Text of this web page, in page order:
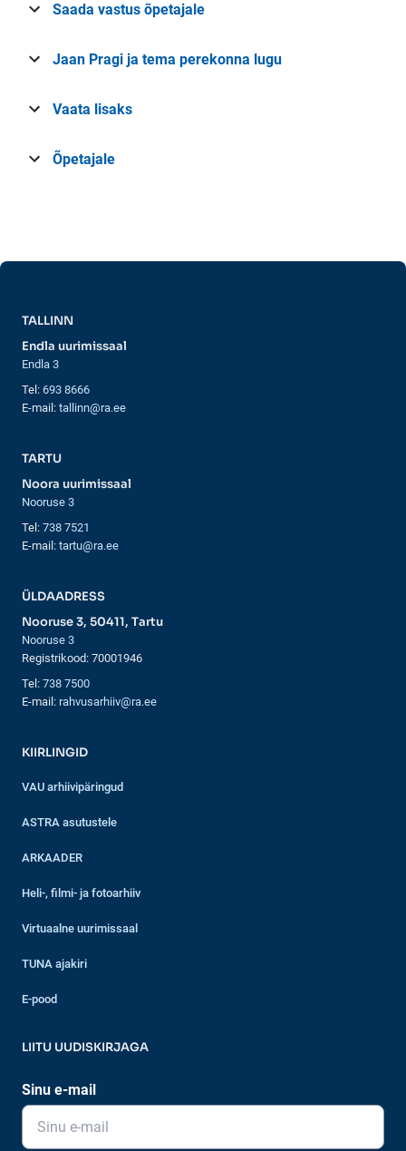
Saada vastus õpetajale
Jaan Pragi ja tema perekonna lugu
Vaata lisaks
Õpetajale
TALLINN
Endla uurimissaal
Endla 3
Tel: 693 8666
E-mail: tallinn@ra.ee
TARTU
Noora uurimissaal
Nooruse 3
Tel: 738 7521
E-mail: tartu@ra.ee
ÜLDAADRESS
Nooruse 3, 50411, Tartu
Nooruse 3
Registrikood: 70001946
Tel: 738 7500
E-mail: rahvusarhiiv@ra.ee
KIIRLINGID
VAU arhiivipäringud
ASTRA asutustele
ARKAADER
Heli-, filmi- ja fotoarhiiv
Virtuaalne uurimissaal
TUNA ajakiri
E-pood
LIITU UUDISKIRJAGA
Sinu e-mail